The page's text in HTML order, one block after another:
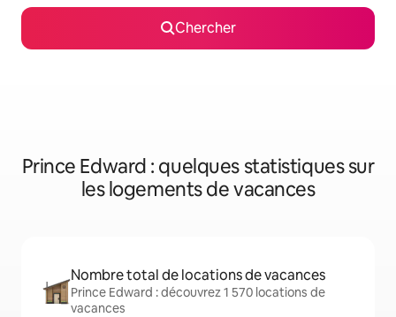
Chercher
Prince Edward : quelques statistiques sur
les logements de vacances
Nombre total de locations de vacances
Prince Edward : découvrez 1 570 locations de
vacances